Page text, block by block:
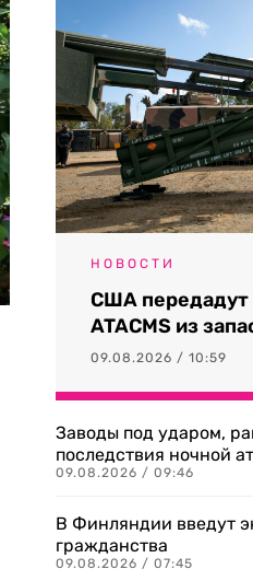
НОВОСТИ
США передадут
ATACMS из
09.08.2026 / 10:59
Заводы под ударом,
последствия ночной
09.08.2026 / 09:46
В Финляндии введут
гражданства
09.08.2026 / 07:45